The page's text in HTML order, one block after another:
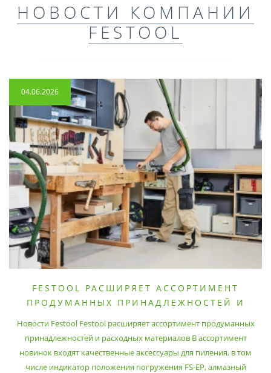
НОВОСТИ КОМПАНИИ
FESTOOL
04.06.2026
FESTOOL РАСШИРЯЕТ АССОРТИМЕНТ
ПРОДУМАННЫХ ПРИНАДЛЕЖНОСТЕЙ И
Новости Festool Festool расширяет ассортимент продуманных
принадлежностей и расходных материалов В ассортимент
новинок входят качественные аксессуары для пиления, в том
числе индикатор положения погружения FS-EP, алмазный